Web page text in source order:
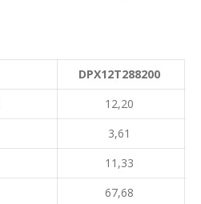
DPX12T288200
12,20
3,61
11,33
67,68